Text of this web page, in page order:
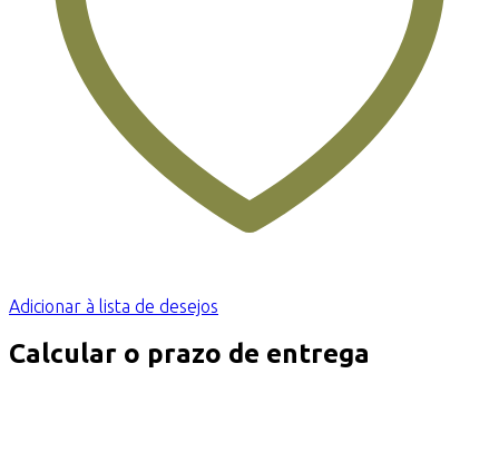
Adicionar à lista de desejos
Calcular o prazo de entrega